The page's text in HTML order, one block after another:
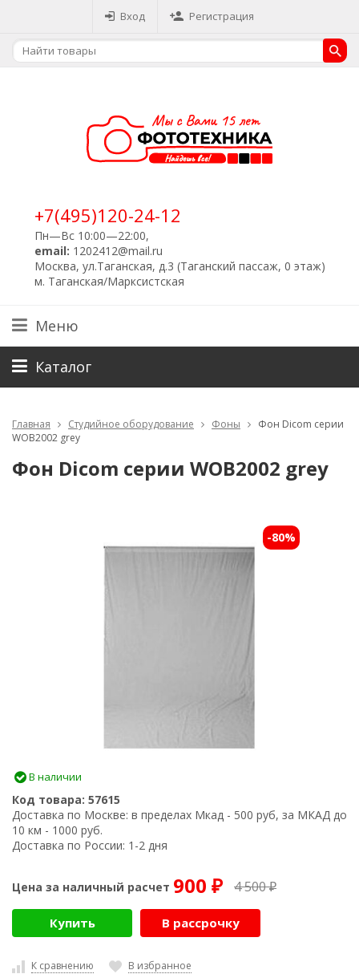
Вход Регистрация
+7(495)120-24-12
Пн—Вс 10:00—22:00,
email: 1202412@mail.ru
Москва, ул.Таганская, д.3 (Таганский пассаж, 0 этаж)
м. Таганская/Марксистская
Меню
Каталог
Главная Студийное оборудование Фоны
Фон Dicom серии
WOB2002 grey
Фон Dicom серии WOB2002 grey
-80%
В наличии
Код товара: 57615
Доставка по Москве: в пределах Мкад - 500 руб, за МКАД до
10 км - 1000 руб.
Доставка по России: 1-2 дня
Цена за наличный расчет 900 ₽ 4 500₽
Купить В рассрочку
К сравнению В избранное